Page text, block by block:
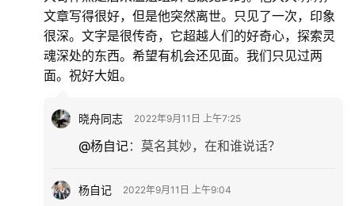
文章写得很好，但是他突然离世。只见了一次，印象
很深。文字是很传奇，它超越人们的好奇心，探索灵
魂深处的东西。希望有机会还见面。我们只见过两
面。祝好大姐。
晓舟同志 2022年9月11日 上午7:25
@杨自记： 莫名其妙，在和谁说话？
杨自记 2022年9月11日 上午9:04